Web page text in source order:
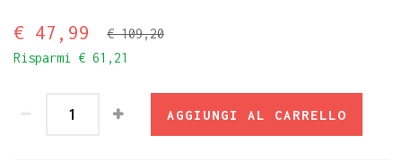
€ 109,20
€ 47,99
Risparmi € 61,21
AGGIUNGI AL CARRELLO